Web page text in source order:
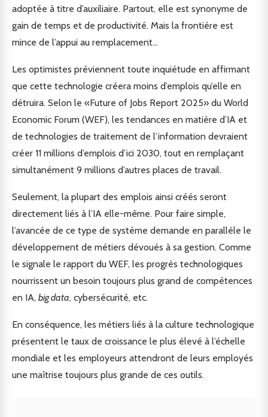
adoptée à titre d’auxiliaire. Partout, elle est synonyme de
gain de temps et de productivité. Mais la frontière est
mince de l’appui au remplacement…
Les optimistes préviennent toute inquiétude en affirmant
que cette technologie créera moins d’emplois qu’elle en
détruira. Selon le «Future of Jobs Report 2025» du World
Economic Forum (WEF), les tendances en matière d’IA et
de technologies de traitement de l’information devraient
créer 11 millions d’emplois d’ici 2030, tout en remplaçant
simultanément 9 millions d’autres places de travail.
Seulement, la plupart des emplois ainsi créés seront
directement liés à l’IA elle-même. Pour faire simple,
l’avancée de ce type de système demande en parallèle le
développement de métiers dévoués à sa gestion. Comme
le signale le rapport du WEF, les progrès technologiques
nourrissent un besoin toujours plus grand de compétences
en IA, big data, cybersécurité, etc.
En conséquence, les métiers liés à la culture technologique
présentent le taux de croissance le plus élevé à l’échelle
mondiale et les employeurs attendront de leurs employés
une maîtrise toujours plus grande de ces outils.